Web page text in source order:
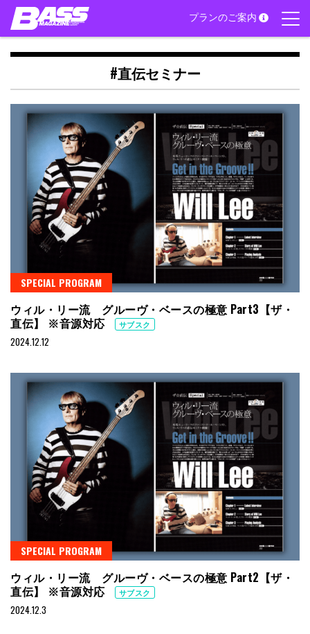
Skip
content
プランのご案内
#直伝セミナー
SPECIAL PROGRAM
ウィル・リー流 グルーヴ・ベースの極意 Part3【ザ・
直伝】 ※音源対応
サブスク
2024.12.12
SPECIAL PROGRAM
ウィル・リー流 グルーヴ・ベースの極意 Part2【ザ・
直伝】 ※音源対応
サブスク
2024.12.3